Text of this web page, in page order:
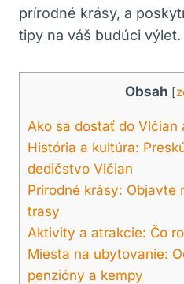
prírodné krásy, a
tipy na ⁤váš‌ budúci výlet.
Obsah [
Ako sa dostať⁤ do Vlčian
História‌ a kultúra:
dedičstvo ⁢Vlčian
Prírodné krásy: Objavte
trasy
Aktivity a atrakcie: Čo
Miesta ⁢na ubytovanie:
penzióny a ⁤kempy